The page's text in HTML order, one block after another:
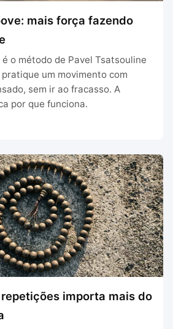
mais força fazendo
o método de Pavel Tsatsouline
um movimento com
sem ir ao fracasso. A
por que funciona.
importa mais do